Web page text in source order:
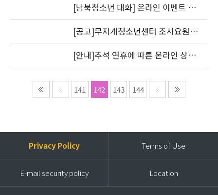
[남북청소년 대화] 온라인 이벤트 1
차 도토리를 지급했습니다.
[공고]무지개청소년센터 조사요원
모집
[안내]추석 연휴에 따른 온라인 상담
답변 처리 방침
141 142 143 144
Privacy Policy Terms of Use
E-mail security policy Location